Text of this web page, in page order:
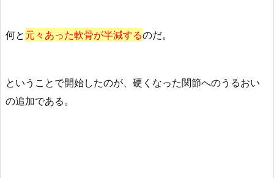
何と元々あった軟骨が半減するのだ。
ということで開始したのが、硬くなった関節へのうるおい
の追加である。